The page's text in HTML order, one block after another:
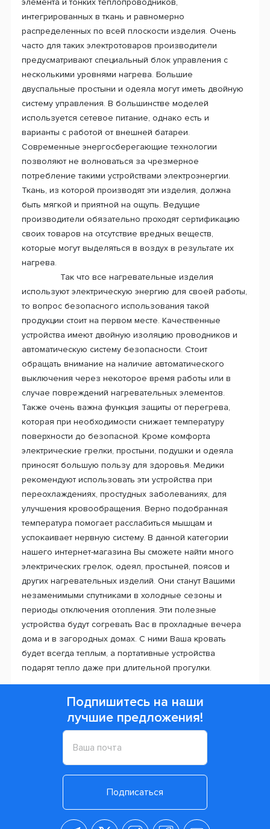
элемента и тонких теплопроводников,
интегрированных в ткань и равномерно
распределенных по всей плоскости изделия. Очень
часто для таких электротоваров производители
предусматривают специальный блок управления с
несколькими уровнями нагрева. Большие
двуспальные простыни и одеяла могут иметь двойную
систему управления. В большинстве моделей
используется сетевое питание, однако есть и
варианты с работой от внешней батареи.
Современные энергосберегающие технологии
позволяют не волноваться за чрезмерное
потребление такими устройствами электроэнергии.
Ткань, из которой производят эти изделия, должна
быть мягкой и приятной на ощупь. Ведущие
производители обязательно проходят сертификацию
своих товаров на отсутствие вредных веществ,
которые могут выделяться в воздух в результате их
нагрева.
Так что все нагревательные изделия
используют электрическую энергию для своей работы,
то вопрос безопасного использования такой
продукции стоит на первом месте. Качественные
устройства имеют двойную изоляцию проводников и
автоматическую систему безопасности. Стоит
обращать внимание на наличие автоматического
выключения через некоторое время работы или в
случае повреждений нагревательных элементов.
Также очень важна функция защиты от перегрева,
которая при необходимости снижает температуру
поверхности до безопасной. Кроме комфорта
электрические грелки, простыни, подушки и одеяла
приносят большую пользу для здоровья. Медики
рекомендуют использовать эти устройства при
переохлаждениях, простудных заболеваниях, для
улучшения кровообращения. Верно подобранная
температура помогает расслабиться мышцам и
успокаивает нервную систему. В данной категории
нашего интернет-магазина Вы сможете найти много
электрических грелок, одеял, простыней, поясов и
других нагревательных изделий. Они станут Вашими
незаменимыми спутниками в холодные сезоны и
периоды отключения отопления. Эти полезные
устройства будут согревать Вас в прохладные вечера
дома и в загородных домах. С ними Ваша кровать
будет всегда теплым, а портативные устройства
подарят тепло даже при длительной прогулки.
Подпишитесь на наши
лучшие предложения!
Подписаться